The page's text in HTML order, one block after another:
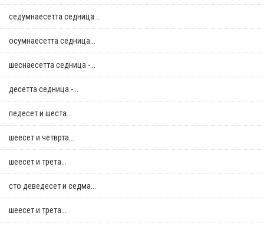
седумнаесетта седница...
осумнaесетта седница...
шеснаесетта седница -...
десетта седница -...
педесет и шеста...
шеесет и четврта...
шеесет и трета...
сто деведесет и седма...
шеесет и трета...